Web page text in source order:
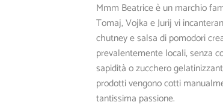
Mmm Beatrice è un marchio
Tomaj, Vojka e Jurij vi
chutney e salsa di pomodori
prevalentemente locali, senza
sapidità o zucchero
prodotti vengono cotti
tantissima passione.